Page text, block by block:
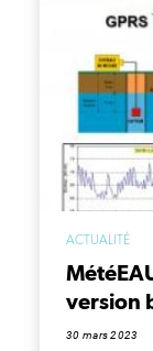
ACTUALITÉ
version
30 mars 2023